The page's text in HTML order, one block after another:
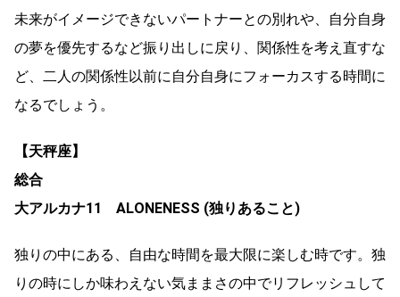
未来がイメージできないパートナーとの別れや、自分自身
の夢を優先するなど振り出しに戻り、関係性を考え直すな
ど、二人の関係性以前に自分自身にフォーカスする時間に
なるでしょう。
【天秤座】
総合
大アルカナ11 ALONENESS (独りあること)
独りの中にある、自由な時間を最大限に楽しむ時です。独
りの時にしか味わえない気ままさの中でリフレッシュして